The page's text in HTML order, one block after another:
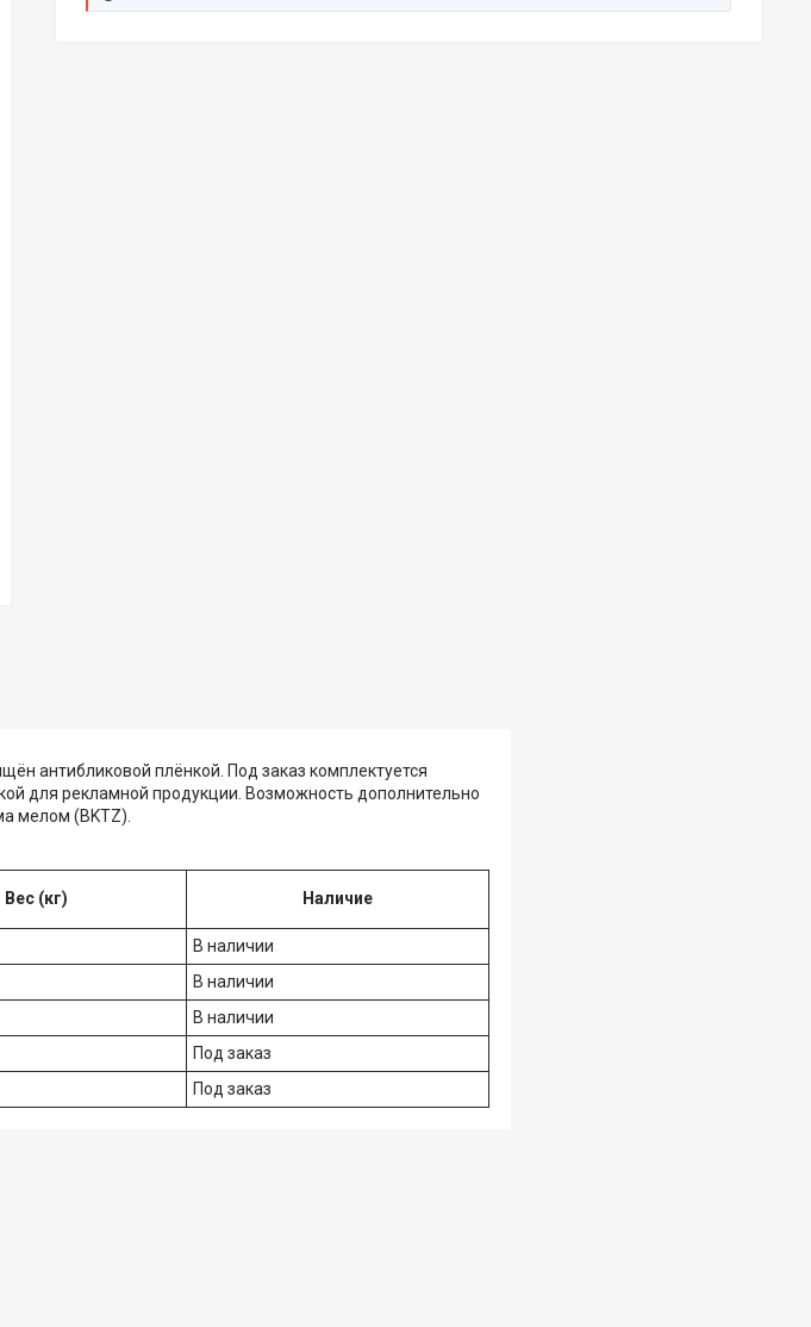
антибликовой плёнкой. Под заказ комплектуется
для рекламной продукции. Возможность дополнительно
мелом (BKTZ).
Вес (кг) Наличие
В наличии
В наличии
В наличии
Под заказ
Под заказ